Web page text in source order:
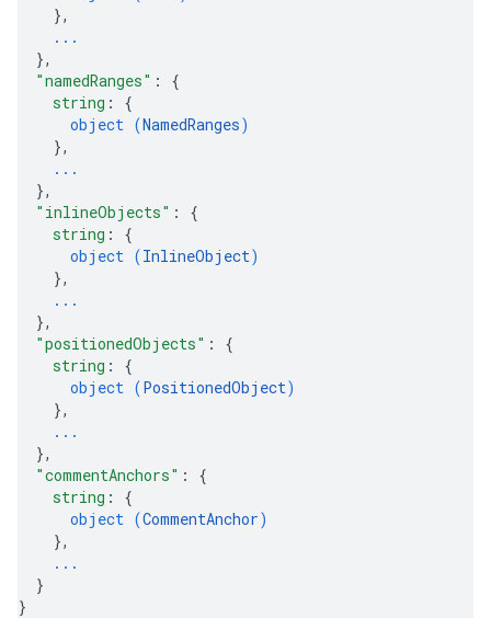
},
...
},
"namedRanges" : {
string : {
object (NamedRanges)
},
...
},
"inlineObjects" : {
string : {
object (InlineObject)
},
...
},
"positionedObjects" : {
string : {
object (PositionedObject)
},
...
},
"commentAnchors" : {
string : {
object (CommentAnchor)
},
...
}
}